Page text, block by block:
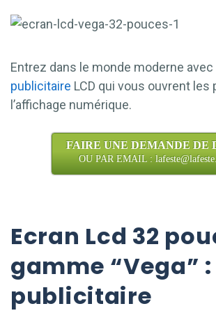
Entrez dans le monde moderne
publicitaire LCD qui vous ouvrent les
l’affichage numérique.
FAIRE UNE DEMANDE DE
OU PAR EMAIL :
Ecran Lcd 32
gamme “Vega” :
publicitaire